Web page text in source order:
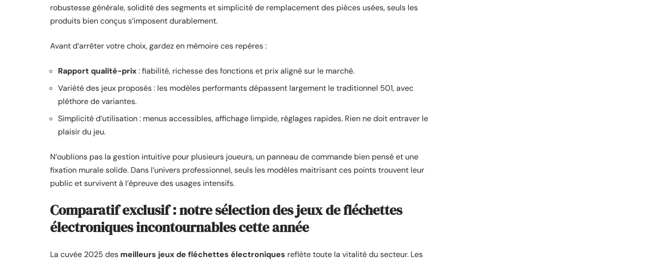
robustesse générale, solidité des segments et simplicité de remplacement des pièces usées, seuls les
produits bien conçus s’imposent durablement.
Avant d’arrêter votre choix, gardez en mémoire ces repères :
Rapport qualité-prix: fiabilité, richesse des fonctions et prix aligné sur le marché.
Variété des jeux proposés : les modèles performants dépassent largement le traditionnel 501, avec
pléthore de variantes.
Simplicité d’utilisation : menus accessibles, affichage limpide, réglages rapides. Rien ne doit entraver le
plaisir du jeu.
N’oublions pas la gestion intuitive pour plusieurs joueurs, un panneau de commande bien pensé et une
fixation murale solide. Dans l’univers professionnel, seuls les modèles maitrisant ces points trouvent leur
public et survivent à l’épreuve des usages intensifs.
Comparatif exclusif : notre sélection des jeux de fléchettes
électroniques incontournables cette année
La cuvée 2025 des meilleurs jeux de fléchettes électroniques reflète toute la vitalité du secteur. Les